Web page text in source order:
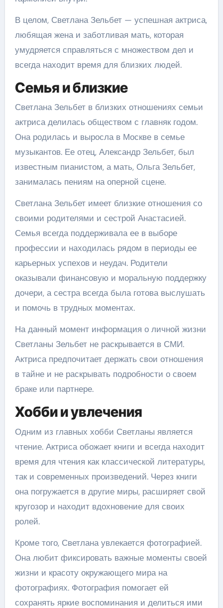
В целом, Светлана Зельбет — успешная актриса,
любящая жена и заботливая мать, которая
умудряется справляться с множеством дел и
всегда находит время для близких людей.
Семья и близкие
Светлана Зельбет в близких отношениях семьи
актриса делилась обществом с главняк годом.
Она родилась и выросла в Москве в семье
музыкантов. Ее отец, Александр Зельбет, был
известным пианистом, а мать, Ольга Зельбет,
занималась пениям на оперной сцене.
Светлана Зельбет имеет близкие отношения со
своими родителями и сестрой Анастасией.
Семья всегда поддерживала ее в выборе
профессии и находилась рядом в периоды ее
карьерных успехов и неудач. Родители
оказывали финансовую и моральную поддержку
дочери, а сестра всегда была готова выслушать
и помочь в трудных моментах.
На данный момент информация о личной жизни
Светланы Зельбет не раскрывается в СМИ.
Актриса предпочитает держать свои отношения
в тайне и не раскрывать подробности о своем
браке или партнере.
Хобби и увлечения
Одним из главных хобби Светланы является
чтение. Актриса обожает книги и всегда находит
время для чтения как классической литературы,
так и современных произведений. Через книги
она погружается в другие миры, расширяет свой
кругозор и находит вдохновение для своих
ролей.
Кроме того, Светлана увлекается фотографией.
Она любит фиксировать важные моменты своей
жизни и красоту окружающего мира на
фотографиях. Фотография помогает ей
сохранять яркие воспоминания и делиться ими